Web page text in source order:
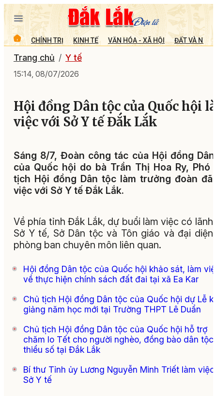
CHÍNH TRỊ KINH TẾ VĂN HÓA - XÃ HỘI ĐẤT VÀ
Trang chủ Y tế
15:14, 08/07/2026
Hội đồng Dân tộc của Quốc hội
việc với Sở Y tế Đắk Lắk
Sáng 8/7, Đoàn công tác của Hội đồng
của Quốc hội do bà Trần Thị Hoa Ry, Phó
tịch Hội đồng Dân tộc làm trưởng đoàn đã
việc với Sở Y tế Đắk Lắk.
Về phía tỉnh Đắk Lắk, dự buổi làm việc có lãnh
Sở Y tế, Sở Dân tộc và Tôn giáo và đại diện
phòng ban chuyên môn liên quan.
Hội đồng Dân tộc của Quốc hội khảo sát, làm
về thực hiện chính sách đất đai tại xã Ea Kar
Chủ tịch Hội đồng Dân tộc của Quốc hội dự Lễ
giảng năm học mới tại Trường THPT Lê Duẩn
Chủ tịch Hội đồng Dân tộc của Quốc hội hỗ trợ
chăm lo Tết cho người nghèo, đồng bào dân tộc
thiểu số tại Đắk Lắk
Bí thư Tỉnh ủy Lương Nguyễn Minh Triết làm việc
Sở Y tế